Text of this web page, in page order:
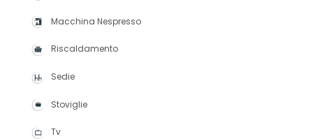
Macchina Nespresso
Riscaldamento
Sedie
Stoviglie
Tv